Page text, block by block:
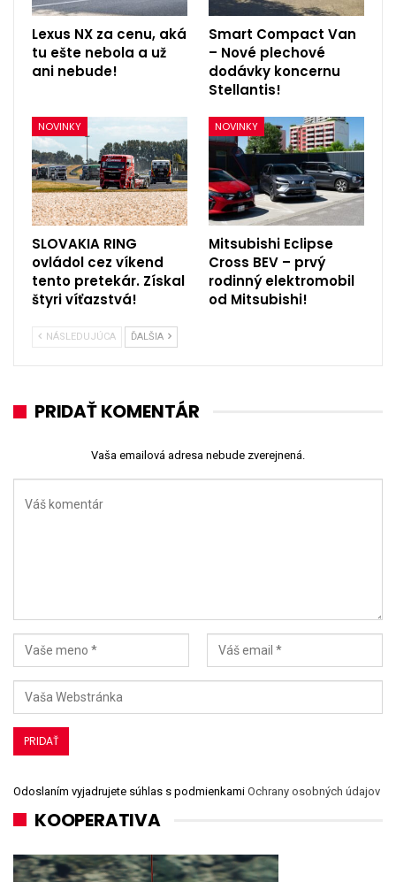
Lexus NX za cenu, aká
tu ešte nebola a už
ani nebude!
Smart Compact Van
– Nové plechové
dodávky koncernu
Stellantis!
NOVINKY
SLOVAKIA RING
ovládol cez víkend
tento pretekár. Získal
štyri víťazstvá!
NOVINKY
Mitsubishi Eclipse
Cross BEV – prvý
rodinný elektromobil
od Mitsubishi!
NÁSLEDUJÚCA ĎALŠIA
PRIDAŤ KOMENTÁR
Vaša emailová adresa nebude zverejnená.
Odoslaním vyjadrujete súhlas s podmienkami Ochrany osobných údajov
KOOPERATIVA